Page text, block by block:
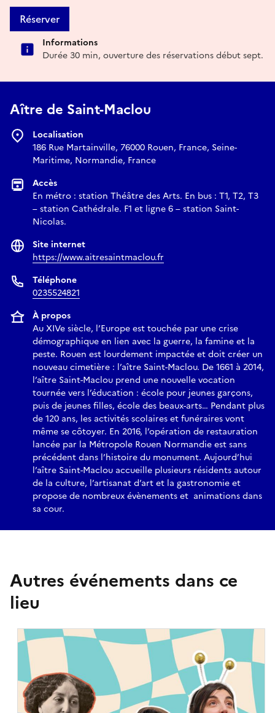
Réserver
Informations
Durée 30 min, ouverture des réservations début sept.
Aître de Saint-Maclou
Localisation
186 Rue Martainville, 76000 Rouen, France, Seine-
Maritime, Normandie, France
Accès
En métro : station Théâtre des Arts. En bus : T1, T2, T3
– station Cathédrale. F1 et ligne 6 – station Saint-
Nicolas.
Site internet
https://www.aitresaintmaclou.fr
Téléphone
0235524821
À propos
Au XIVe siècle, l’Europe est touchée par une crise
démographique en lien avec la guerre, la famine et la
peste. Rouen est lourdement impactée et doit créer un
nouveau cimetière : l’aître Saint-Maclou. De 1661 à 2014,
l’aître Saint-Maclou prend une nouvelle vocation
tournée vers l’éducation : école pour jeunes garçons,
puis de jeunes filles, école des beaux-arts… Pendant plus
de 120 ans, les activités scolaires et funéraires vont
même se côtoyer. En 2016, l’opération de restauration
lancée par la Métropole Rouen Normandie est sans
précédent dans l’histoire du monument. Aujourd’hui
l’aître Saint-Maclou accueille plusieurs résidents autour
de la culture, l’artisanat d’art et la gastronomie et
propose de nombreux évènements et animations dans
sa cour.
Autres événements dans ce
lieu